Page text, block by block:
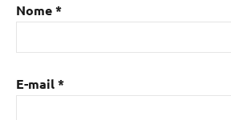
Nome*
E-mail*